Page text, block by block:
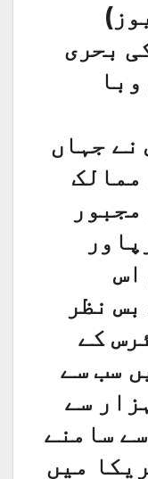
بحری
نے جہاں
ممالک
اس
نظر
کے
سب سے
ایک لاکھ 86 ہزار سے
سامنے
میں